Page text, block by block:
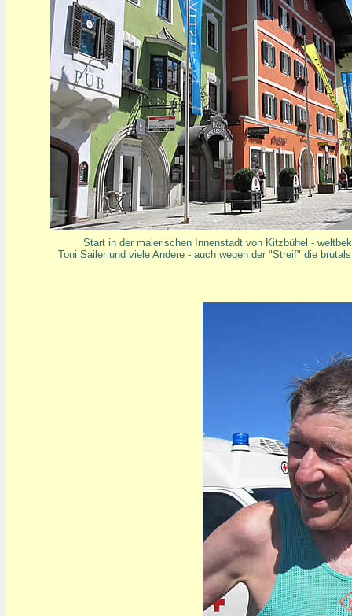
Start in der malerischen Innenstadt von Kitzbühel -
Toni Sailer und viele Andere - auch wegen der "Streif" die